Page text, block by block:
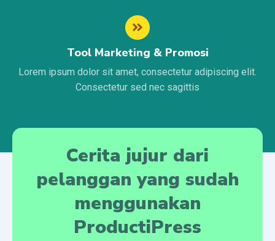
Tool Marketing & Promosi
Lorem ipsum dolor sit amet, consectetur adipiscing elit.
Consectetur sed nec sagittis
Cerita jujur dari
pelanggan yang sudah
menggunakan
ProductiPress